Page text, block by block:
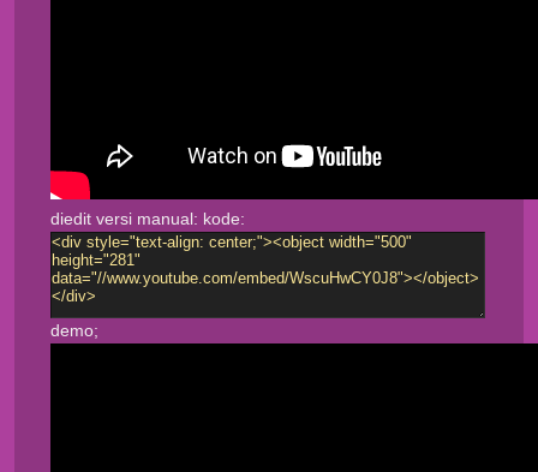
diedit versi manual: kode:
demo;